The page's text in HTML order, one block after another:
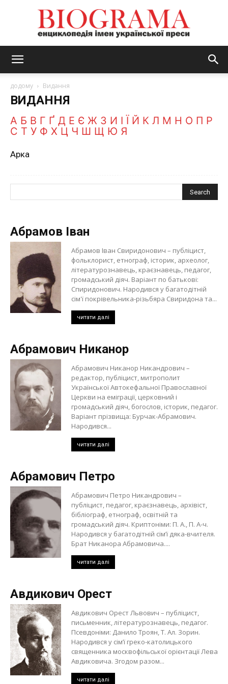
додому Видання
ВИДАННЯ
А Б В Г Ґ Д Е Є Ж З И І Ї Й К Л М Н О П Р
С Т У Ф Х Ц Ч Ш Щ Ю Я
Арка
Абрамов Іван
Абрамов Іван Свиридонович – публіцист,
фольклорист, етнограф, історик, археолог,
літературознавець, краєзнавець, педагог,
громадський діяч. Варіант по батькові:
Спиридонович. Народився у багатодітній
сім'ї покрівельника-різьбяра Свиридона та...
читати далі
Абрамович Никанор
Абрамович Никанор Никандрович –
редактор, публіцист, митрополит
Української Автокефальної Православної
Церкви на еміграції, церковний і
громадський діяч, богослов, історик, педагог.
Варіант прізвища: Бурчак-Абрамович.
Народився...
читати далі
Абрамович Петро
Абрамович Петро Никандрович –
публіцист, педагог, краєзнавець, архівіст,
бібліограф, етнограф, освітній та
громадський діяч. Криптоніми: П. А., П. А-ч.
Народився у багатодітній сім’ї дяка-вчителя.
Брат Никанора Абрамовича....
читати далі
Авдикович Орест
Авдикович Орест Львович – публіцист,
письменник, літературознавець, педагог.
Псевдоніми: Данило Троян, Т. Ал. Зорин.
Народився у сім’ї греко-католицького
священника москвофільської орієнтації Лева
Авдиковича. Згодом разом...
читати далі